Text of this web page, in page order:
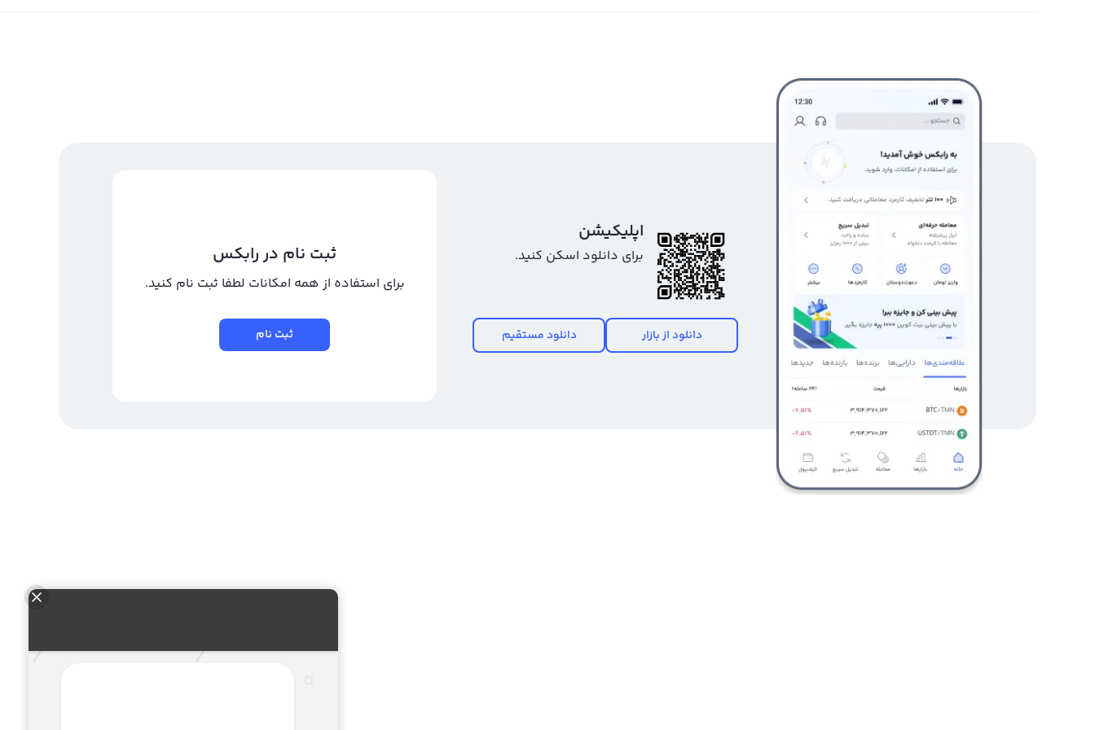
فعالیت کلور در بازار ارزهای دیجیتال هنوز بسیار جوان است و برای این دلیل هیچ کدام از صرافی‌های ایرانی نمودار کلور را از
ابتدای فعالیت‌های خود به کاربران ارائه نمی‌دهند. اما انتظار می‌رود با افزایش روند استفاده از این ارز و جذب تعداد بیشتری از
کاربران، صرافی‌های ایرانی نیز به زودی نمودار کلور را در اختیار کاربران خود قرار دهند.
رابکس از خرید و فروش بیش از ۱۰۰۰ ارز دیجیتال پشتیبانی می‌کند. برای معامله رمز کلور، به صفحه
اپلیکیشن
برای دانلود اسکن کنید.
دانلود از بازار دانلود مستقیم
ثبت نام در رابکس
برای استفاده از همه امکانات لطفا ثبت نام کنید.
ثبت نام